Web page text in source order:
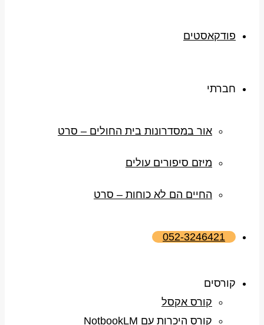
פודקאסטים
חברתי
אור במסדרונות בית החולים – סרט
מיזם סיפורים עולים
החיים הם לא כוחות – סרט
052-3246421
קורסים
קורס אקסל
קורס היכרות עם NotbookLM